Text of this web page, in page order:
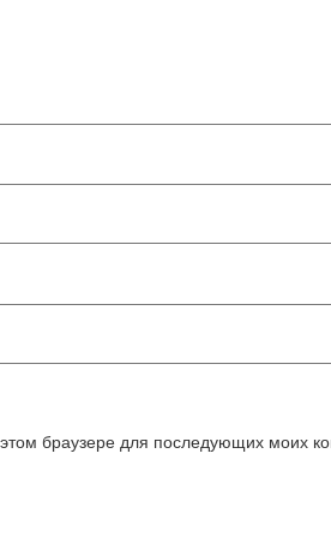
браузере для последующих моих